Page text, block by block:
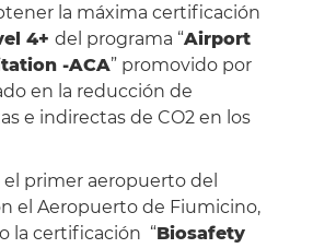
la máxima certificación
4+ del programa “Airport
-ACA” promovido por
en la reducción de
e indirectas de CO2 en los
primer aeropuerto del
el Aeropuerto de Fiumicino,
la certificación “Biosafety